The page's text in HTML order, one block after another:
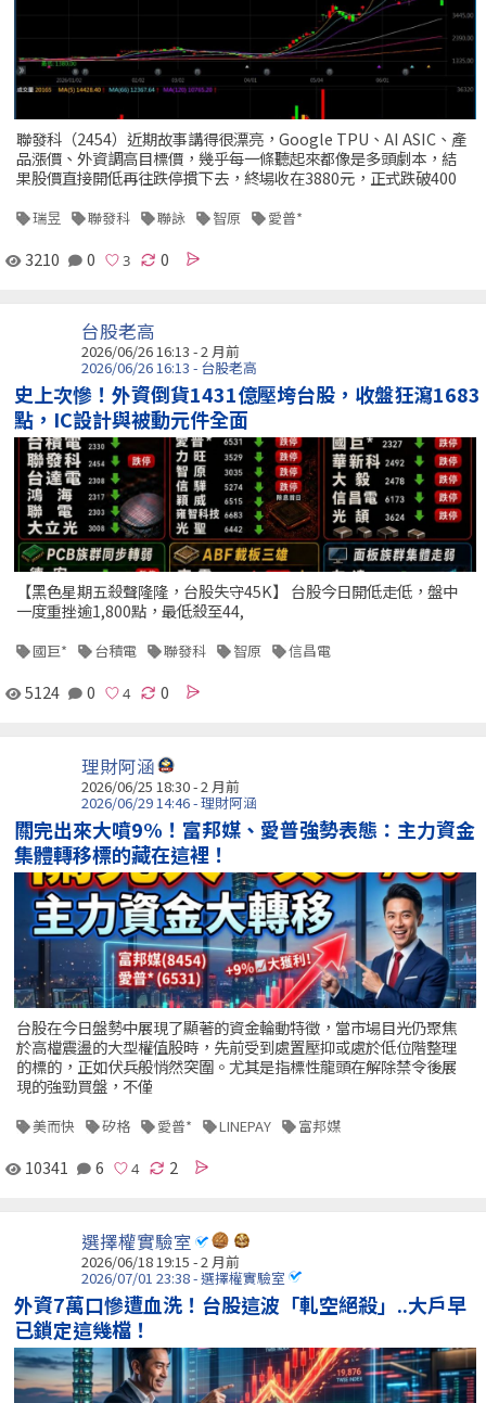
聯發科（2454）近期故事講得很漂亮，Google TPU、AI ASIC、產
品漲價、外資調高目標價，幾乎每一條聽起來都像是多頭劇本，結
果股價直接開低再往跌停摜下去，終場收在3880元，正式跌破400
瑞昱 聯發科 聯詠 智原 愛普*
3210 0 0
台股老高
2026/06/26 16:13 - 2 月前
2026/06/26 16:13 - 台股老高
史上次慘！外資倒貨1431億壓垮台股，收盤狂瀉1683
點，IC設計與被動元件全面
【黑色星期五殺聲隆隆，台股失守45K】 台股今日開低走低，盤中
一度重挫逾1,800點，最低殺至44,
國巨* 台積電 聯發科 智原 信昌電
5124 0 0
理財阿涵
2026/06/25 18:30 - 2 月前
2026/06/29 14:46 - 理財阿涵
關完出來大噴9%！富邦媒、愛普強勢表態：主力資金
集體轉移標的藏在這裡！
台股在今日盤勢中展現了顯著的資金輪動特徵，當市場目光仍聚焦
於高檔震盪的大型權值股時，先前受到處置壓抑或處於低位階整理
的標的，正如伏兵般悄然突圍。尤其是指標性龍頭在解除禁令後展
現的強勁買盤，不僅
美而快 矽格 愛普* LINEPAY 富邦媒
10341 6 2
選擇權實驗室
2026/06/18 19:15 - 2 月前
2026/07/01 23:38 - 選擇權實驗室
外資7萬口慘遭血洗！台股這波「軋空絕殺」..大戶早
已鎖定這幾檔！